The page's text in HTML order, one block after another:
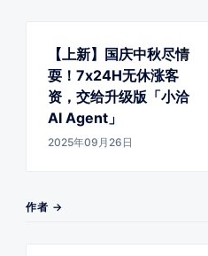
【上新】国庆中秋尽情
耍！7x24H无休涨客
资，交给升级版「小洽
AI Agent」
2025年09月26日
作者 →